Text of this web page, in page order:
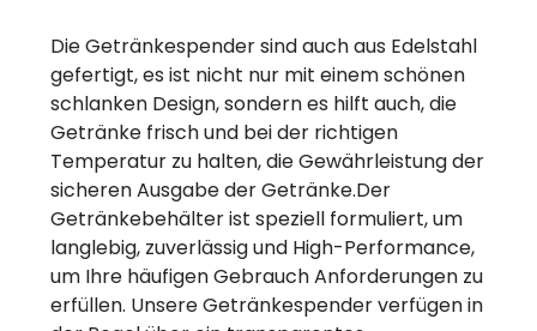
Die Getränkespender sind auch aus Edelstahl
gefertigt, es ist nicht nur mit einem schönen
schlanken Design, sondern es hilft auch, die
Getränke frisch und bei der richtigen
Temperatur zu halten, die Gewährleistung der
sicheren Ausgabe der Getränke.Der
Getränkebehälter ist speziell formuliert, um
langlebig, zuverlässig und High-Performance,
um Ihre häufigen Gebrauch Anforderungen zu
erfüllen. Unsere Getränkespender verfügen in